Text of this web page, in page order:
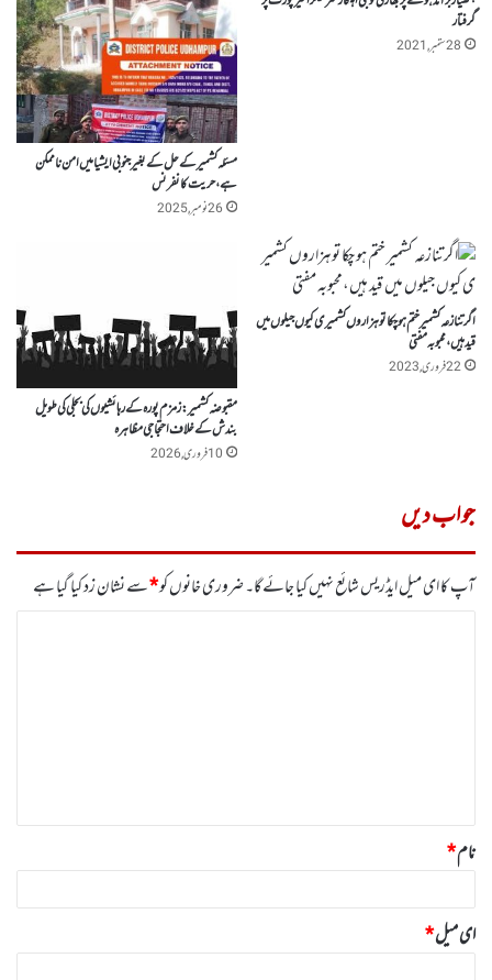
گرفتار
28 ستمبر, 2021
مسئلہ کشمیر کے حل کے بغیر جنوبی ایشیا میں امن ناممکن
ہے، حریت کانفرنس
26 نومبر, 2025
اگرتنازعہ کشمیر ختم ہو چکا تو ہزاروں کشمیر ی کیوں جیلوں میں
قید ہیں،محبوبہ مفتی
22 فروری, 2023
مقبوضہ کشمیر : زمزم پورہ کے رہائشیوں کی بجلی کی طویل
بندش کے خلاف احتجاجی مظاہرہ
10 فروری, 2026
جواب دیں
آپ کا ای میل ایڈریس شائع نہیں کیا جائے گا۔ضروری خانوں کو*سے نشان زد کیا گیا ہے
نام*
ای میل*